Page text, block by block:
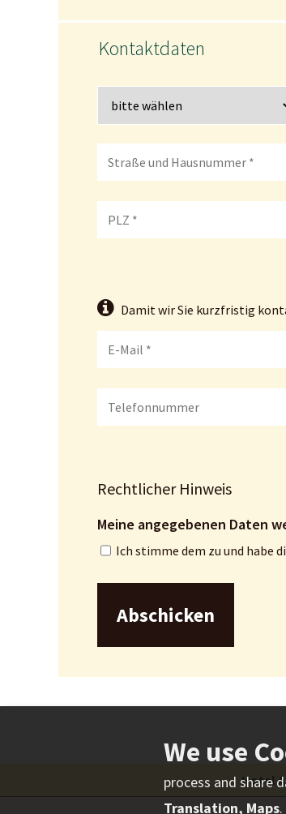
Kontaktdaten
Damit wir Sie kurzfristig
Rechtlicher Hinweis
Ich stimme dem zu und habe
Hotel
process and share
Translation, Maps